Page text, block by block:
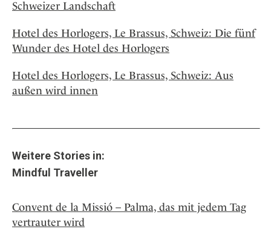
Schweizer Landschaft
Hotel des Horlogers, Le Brassus, Schweiz: Die fünf
Wunder des Hotel des Horlogers
Hotel des Horlogers, Le Brassus, Schweiz: Aus
außen wird innen
Weitere Stories in:
Mindful Traveller
Convent de la Missió – Palma, das mit jedem Tag
vertrauter wird